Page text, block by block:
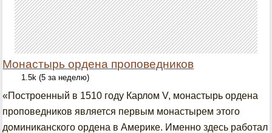
Монастырь ордена проповедников
1.5k (5 за неделю)
«Построенный в 1510 году Карлом V, монастырь ордена
проповедников является первым монастырем этого
доминиканского ордена в Америке. Именно здесь работал